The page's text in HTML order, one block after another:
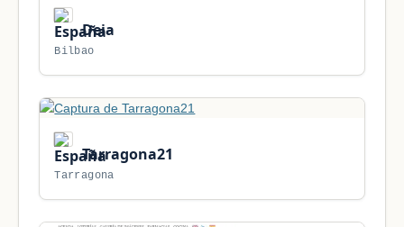
Deia
Bilbao
Tarragona21
Tarragona